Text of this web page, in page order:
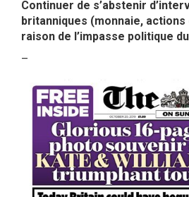
Continuer de s’abstenir
britanniques (monnaie,
raison de l’impasse politique
–